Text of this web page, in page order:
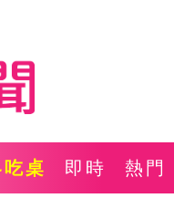
桌 即時 熱門